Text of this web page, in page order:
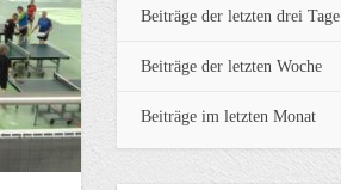
Beiträge der letzten drei Tage
Beiträge der letzten Woche
Beiträge im letzten Monat